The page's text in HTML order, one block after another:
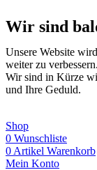
Wir sind
Unsere Website
weiter zu verbessern.
Wir sind in Kürze
und Ihre Geduld.
Shop
0 Wunschliste
0 Artikel Warenkorb
Mein Konto